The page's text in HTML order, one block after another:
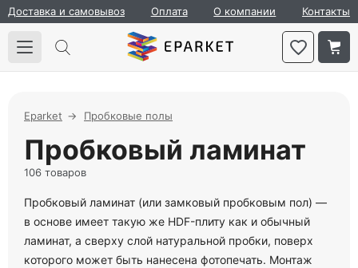
Доставка и самовывоз Оплата О компании Контакты
Eparket Пробковые полы
Пробковый ламинат
106 товаров
Пробковый ламинат (или замковый пробковым пол) —
в основе имеет такую же HDF-плиту как и обычный
ламинат, а сверху слой натуральной пробки, поверх
которого может быть нанесена фотопечать. Монтаж